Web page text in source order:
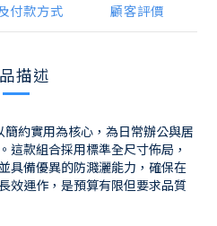
付款方式 顧客評價
描述
約實用為核心，為日常辦公與居
這款組合採用標準全尺寸佈局，
具備優異的防濺灑能力，確保在
效運作，是預算有限但要求品質